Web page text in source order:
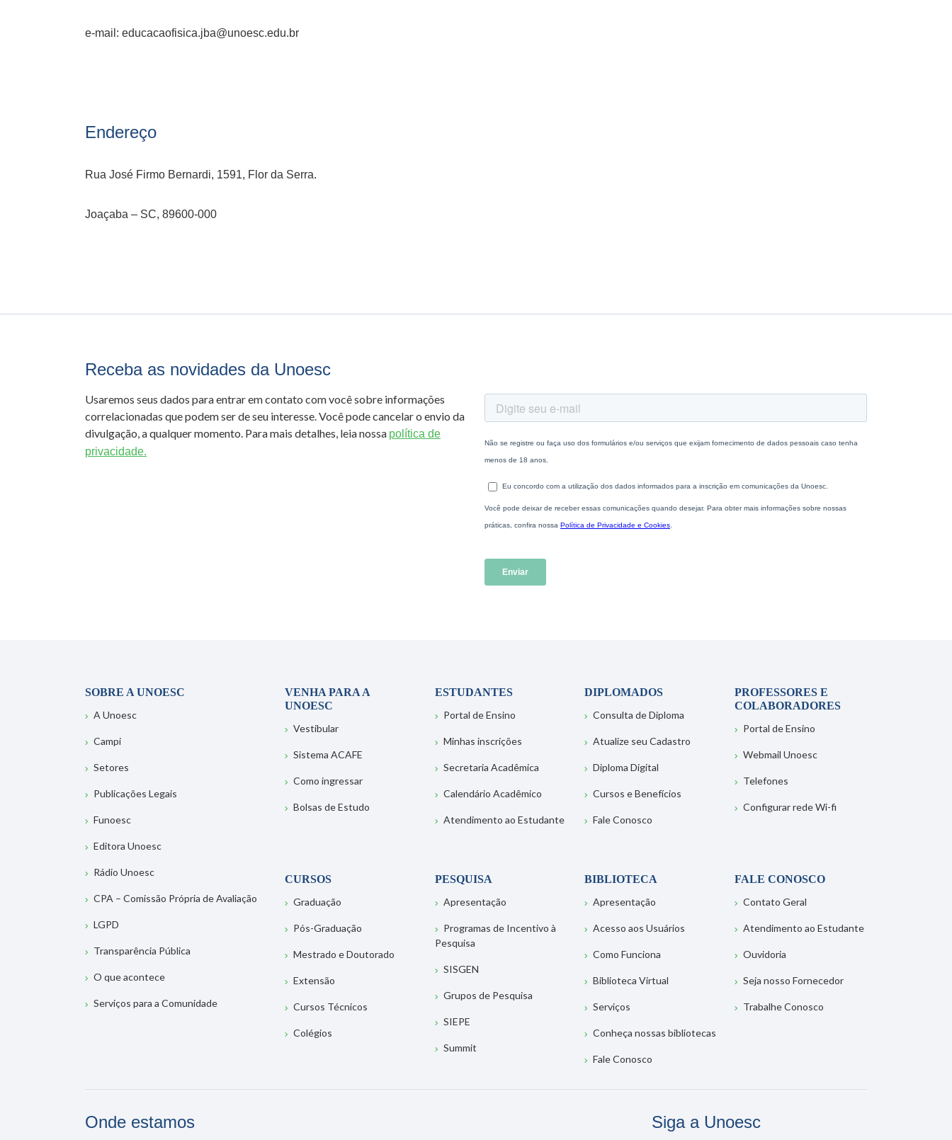
e-mail: educacaofisica.jba@unoesc.edu.br
Endereço
Rua José Firmo Bernardi, 1591, Flor da Serra.
Joaçaba – SC, 89600-000
Receba as novidades da Unoesc
Usaremos seus dados para entrar em contato com você sobre informações
correlacionadas que podem ser de seu interesse. Você pode cancelar o envio da
divulgação, a qualquer momento. Para mais detalhes, leia nossa política de
privacidade.
SOBRE A UNOESC
A Unoesc
Campi
Setores
Publicações Legais
Funoesc
Editora Unoesc
Rádio Unoesc
CPA – Comissão Própria de Avaliação
LGPD
Transparência Pública
O que acontece
Serviços para a Comunidade
VENHA PARA A
UNOESC
Vestibular
Sistema ACAFE
Como ingressar
Bolsas de Estudo
ESTUDANTES
Portal de Ensino
Minhas inscrições
Secretaria Acadêmica
Calendário Acadêmico
Atendimento ao Estudante
DIPLOMADOS
Consulta de Diploma
Atualize seu Cadastro
Diploma Digital
Cursos e Benefícios
Fale Conosco
PROFESSORES E
COLABORADORES
Portal de Ensino
Webmail Unoesc
Telefones
Configurar rede Wi-fi
CURSOS
Graduação
Pós-Graduação
Mestrado e Doutorado
Extensão
Cursos Técnicos
Colégios
PESQUISA
Apresentação
Programas de Incentivo à
Pesquisa
SISGEN
Grupos de Pesquisa
SIEPE
Summit
BIBLIOTECA
Apresentação
Acesso aos Usuários
Como Funciona
Biblioteca Virtual
Serviços
Conheça nossas bibliotecas
Fale Conosco
FALE CONOSCO
Contato Geral
Atendimento ao Estudante
Ouvidoria
Seja nosso Fornecedor
Trabalhe Conosco
Onde estamos Siga a Unoesc